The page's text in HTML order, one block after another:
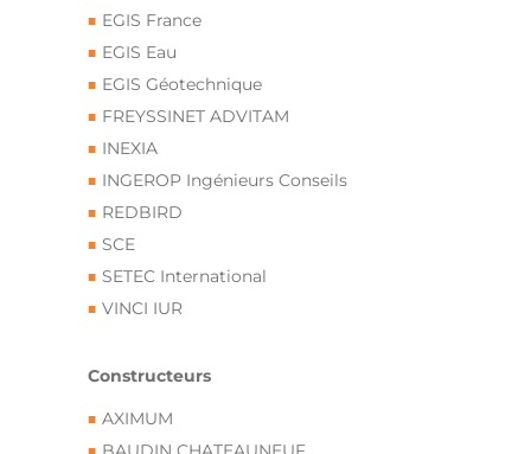
EGIS France
EGIS Eau
EGIS Géotechnique
FREYSSINET ADVITAM
INEXIA
INGEROP Ingénieurs Conseils
REDBIRD
SCE
SETEC International
VINCI IUR
Constructeurs
AXIMUM